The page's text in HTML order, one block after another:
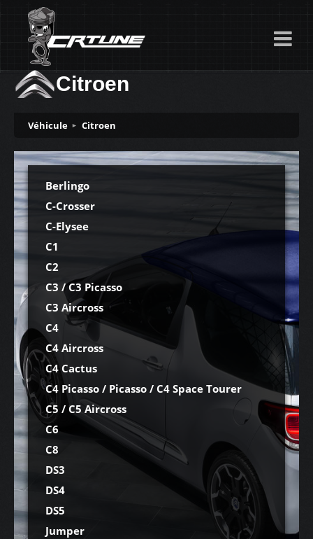
Citroen
Véhicule Citroen
Berlingo
C-Crosser
C-Elysee
C1
C2
C3 / C3 Picasso
C3 Aircross
C4
C4 Aircross
C4 Cactus
C4 Picasso / Picasso / C4 Space Tourer
C5 / C5 Aircross
C6
C8
DS3
DS4
DS5
Jumper